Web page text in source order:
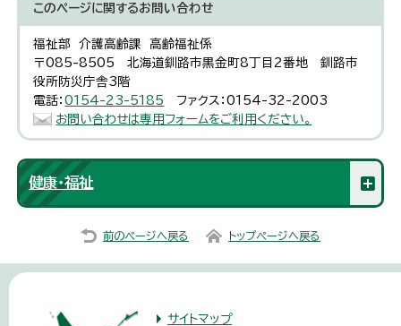
このページに関するお問い合わせ
福祉部 介護高齢課 高齢福祉係
〒085-8505 北海道釧路市黒金町8丁目2番地 釧路市
役所防災庁舎3階
電話：0154-23-5185
ファクス：0154-32-2003
お問い合わせは専用フォームをご利用ください。
健康・福祉
前のページへ戻る トップページへ戻る
サイトマップ